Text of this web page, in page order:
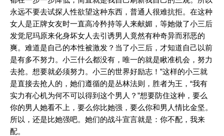
永远不要去试探人性欲望这种东西，普通人很难抗拒。在这种
女人是正牌女友时一直高冷矜持等人来献媚，等她做了小三后
发觉尼玛原来化身坏女人去引诱男人竟然有种奇异而邪恶的
爽。难道是自己的本性被激发？当了小三后，才知道自己以前
是有多不努力。小三什么都没有，唯一的就是瞅准机会，努力
去抢。想要就必须努力。小三的世界好励志！”这样的小三就
是直接去抢人的，她们遵循的是丛林法则，胜者为王，“我有
实力有心机为何不可以得到这个男人？”想要防住这种，要么
你的男人她看不上，要么你比她强，要么你和男人情比金坚。
所以，还是比她强吧。她们的战斗宣言就是：你不配，我来
配。